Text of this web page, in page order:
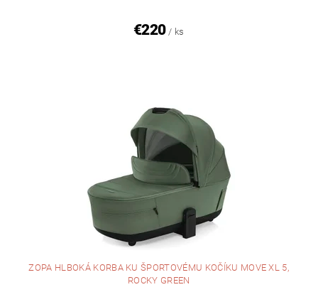
€220 / ks
ZOPA HLBOKÁ KORBA KU ŠPORTOVÉMU KOČÍKU MOVE XL 5,
ROCKY GREEN